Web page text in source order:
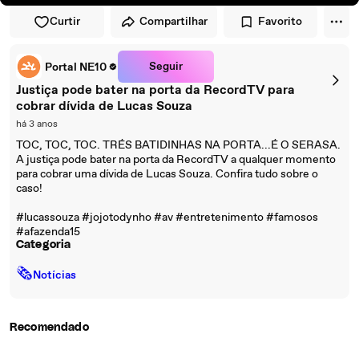
Curtir Compartilhar Favorito
Portal NE10 Seguir
Justiça pode bater na porta da RecordTV para
cobrar dívida de Lucas Souza
há 3 anos
TOC, TOC, TOC. TRÉS BATIDINHAS NA PORTA...É O SERASA.
A justiça pode bater na porta da RecordTV a qualquer momento
para cobrar uma dívida de Lucas Souza. Confira tudo sobre o
caso!
#lucassouza #jojotodynho #av #entretenimento #famosos
#afazenda15
Categoria
🗞Notícias
Recomendado